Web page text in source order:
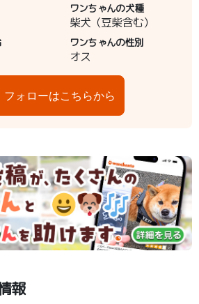
ワンちゃんの犬種
柴犬（豆柴含む）
ワンちゃんの性別
オス
フォローはこちらから
報